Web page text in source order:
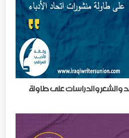
والشعر والدراسات على طاولة